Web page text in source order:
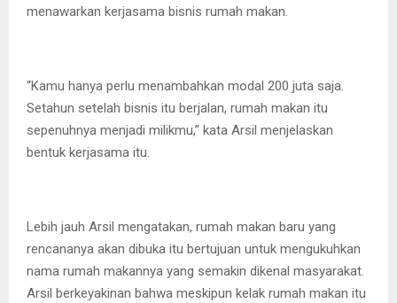
menawarkan kerjasama bisnis rumah makan.
“Kamu hanya perlu menambahkan modal 200 juta saja.
Setahun setelah bisnis itu berjalan, rumah makan itu
sepenuhnya menjadi milikmu,” kata Arsil menjelaskan
bentuk kerjasama itu.
Lebih jauh Arsil mengatakan, rumah makan baru yang
rencananya akan dibuka itu bertujuan untuk mengukuhkan
nama rumah makannya yang semakin dikenal masyarakat.
Arsil berkeyakinan bahwa meskipun kelak rumah makan itu